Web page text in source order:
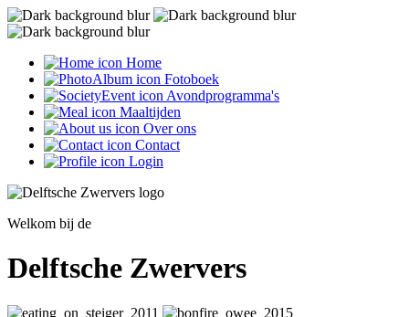
Home
Fotoboek
Avondprogramma's
Maaltijden
Over ons
Contact
Login
Welkom bij de
Delftsche Zwervers